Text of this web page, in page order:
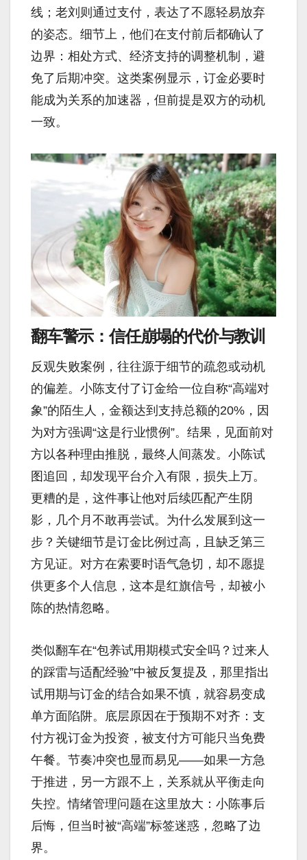
线；老刘则通过支付，表达了不愿轻易放弃
的姿态。细节上，他们在支付前后都确认了
边界：相处方式、经济支持的调整机制，避
免了后期冲突。这类案例显示，订金必要时
能成为关系的加速器，但前提是双方的动机
一致。
翻车警示：信任崩塌的代价与教训
反观失败案例，往往源于细节的疏忽或动机
的偏差。小陈支付了订金给一位自称“高端对
象”的陌生人，金额达到支持总额的20%，因
为对方强调“这是行业惯例”。结果，见面前对
方以各种理由推脱，最终人间蒸发。小陈试
图追回，却发现平台介入有限，损失上万。
更糟的是，这件事让他对后续匹配产生阴
影，几个月不敢再尝试。为什么发展到这一
步？关键细节是订金比例过高，且缺乏第三
方见证。对方在索要时语气急切，却不愿提
供更多个人信息，这本是红旗信号，却被小
陈的热情忽略。
类似翻车在“包养试用期模式安全吗？过来人
的踩雷与适配经验”中被反复提及，那里指出
试用期与订金的结合如果不慎，就容易变成
单方面陷阱。底层原因在于预期不对齐：支
付方视订金为投资，被支付方可能只当免费
午餐。节奏冲突也显而易见——如果一方急
于推进，另一方跟不上，关系就从平衡走向
失控。情绪管理问题在这里放大：小陈事后
后悔，但当时被“高端”标签迷惑，忽略了边
界。